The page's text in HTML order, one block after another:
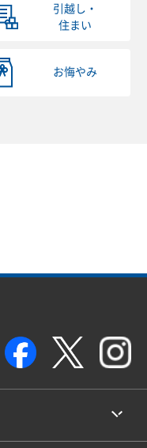
引越し・
住まい
お悔やみ